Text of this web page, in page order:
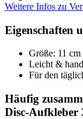
Weitere Infos zu
Eigenschaften
Größe: 11
Leicht &
Für den
Häufig
Disc-Aufkleber